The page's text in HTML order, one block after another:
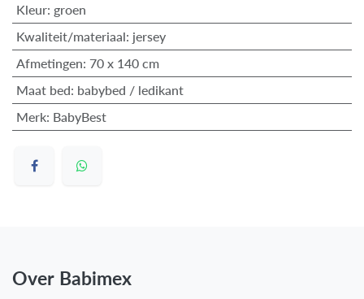
Kleur: groen
Kwaliteit/materiaal: jersey
Afmetingen: 70 x 140 cm
Maat bed: babybed / ledikant
Merk: BabyBest
Over Babimex